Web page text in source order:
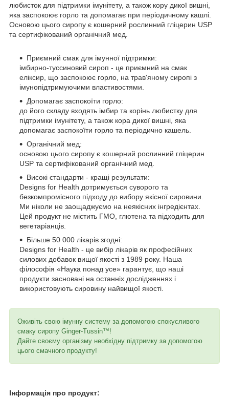
любисток для підтримки імунітету, а також кору дикої вишні,
яка заспокоює горло та допомагає при періодичному кашлі.
Основою цього сиропу є кошерний рослинний гліцерин USP
та сертифікований органічний мед.
Приємний смак для імунної підтримки:
імбирно-туссиновий сироп - це приємний на смак
еліксир, що заспокоює горло, на трав'яному сиропі з
імунопідтримуючими властивостями.
Допомагає заспокоїти горло:
до його складу входять імбир та корінь любистку для
підтримки імунітету, а також кора дикої вишні, яка
допомагає заспокоїти горло та періодично кашель.
Органічний мед:
основою цього сиропу є кошерний рослинний гліцерин
USP та сертифікований органічний мед.
Високі стандарти - кращі результати:
Designs for Health дотримується суворого та
безкомпромісного підходу до вибору якісної сировини.
Ми ніколи не заощаджуємо на неякісних інгредієнтах.
Цей продукт не містить ГМО, глютена та підходить для
вегетаріанців.
Більше 50 000 лікарів згодні:
Designs for Health - це вибір лікарів як професійних
силових добавок вищої якості з 1989 року. Наша
філософія «Наука понад усе» гарантує, що наші
продукти засновані на останніх дослідженнях і
використовують сировину найвищої якості.
Оживіть свою імунну систему за допомогою спокусливого
смаку сиропу Ginger-Tussin™!
Дайте своєму організму необхідну підтримку за допомогою
цього смачного продукту!
Інформація про продукт: